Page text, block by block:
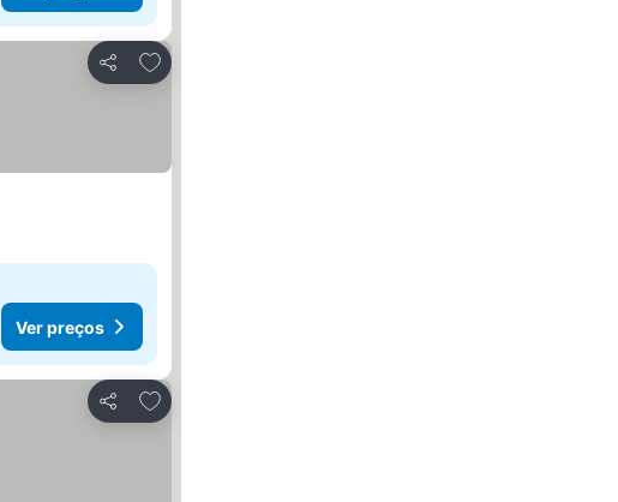
Partilhar
Adicionar aos favoritos
Ver preços
Partilhar
Adicionar aos favoritos